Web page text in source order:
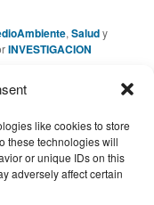
like cookies to store
these technologies will
or unique IDs on this
adversely affect certain
,Saludy
INVESTIGACION
un